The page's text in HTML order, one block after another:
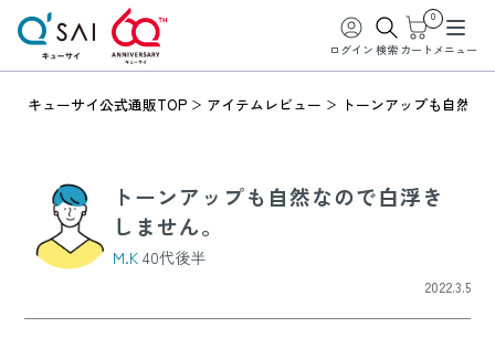
ログイン 検索
0
カート メニュー
キューサイ公式通販TOP アイテムレビュー トーンアップも自然な
トーンアップも自然なので白浮き
しません。
M.K40代後半
2022.3.5